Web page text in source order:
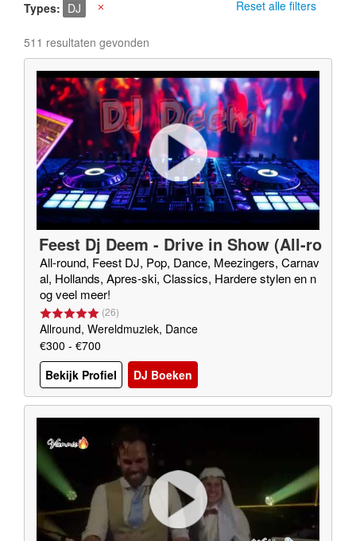
Reset alle filters
Types DJ
511 resultaten gevonden
Feest Dj Deem - Drive in Show (All-ro
und Dj)
All-round, Feest DJ, Pop, Dance, Meezingers, Carnav
al, Hollands, Apres-ski, Classics, Hardere stylen en n
og veel meer!
(26)
Allround, Wereldmuziek, Dance
€300 - €700
Bekijk Profiel
DJ Boeken